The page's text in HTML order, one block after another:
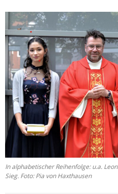
In alphabetischer Reihenfolge: u.a.
Sieg. Foto: Pia von Haxthausen